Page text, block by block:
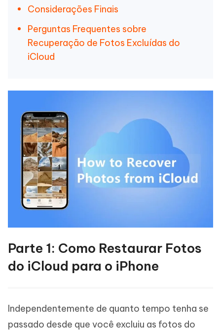
Considerações Finais
Perguntas Frequentes sobre
Recuperação de Fotos Excluídas do
iCloud
Parte 1: Como Restaurar Fotos
do iCloud para o iPhone
Independentemente de quanto tempo tenha se
passado desde que você excluiu as fotos do